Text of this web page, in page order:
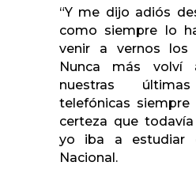
“Y me dijo adiós
como siempre lo
venir a vernos los
Nunca más volví
nuestras últimas
telefónicas
certeza que
yo iba a estudiar
Nacional.